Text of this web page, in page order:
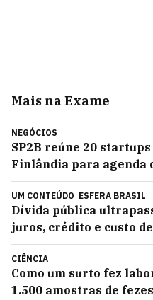
Mais na Exame
NEGÓCIOS
SP2B reúne 20
Finlândia para agenda
UM CONTEÚDO ESFERA BRASIL
Dívida pública
juros, crédito e custo
CIÊNCIA
Como um surto fez
1.500 amostras de